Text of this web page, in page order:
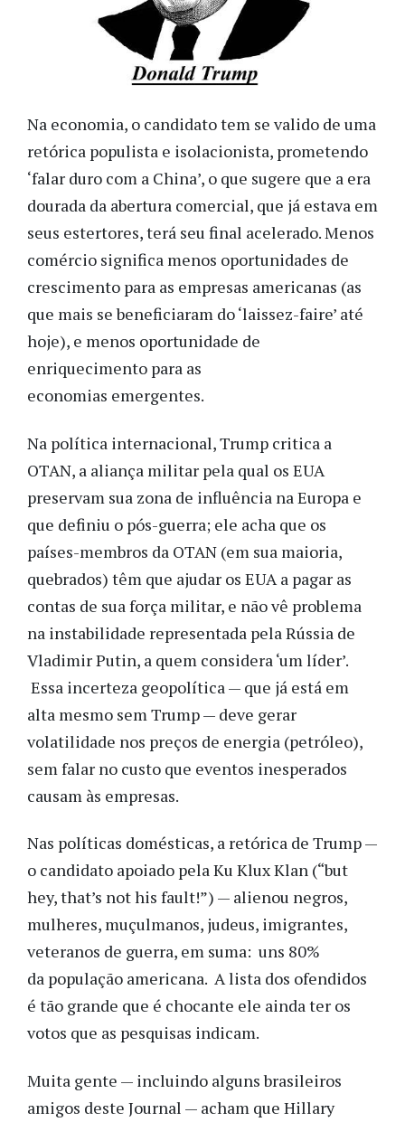
Na economia, o candidato tem se valido de uma
retórica populista e isolacionista, prometendo
‘falar duro com a China’, o que sugere que a era
dourada da abertura comercial, que já estava em
seus estertores, terá seu final acelerado. Menos
comércio significa menos oportunidades de
crescimento para as empresas americanas (as
que mais se beneficiaram do ‘laissez-faire’ até
hoje), e menos oportunidade de
enriquecimento para as
economias emergentes.
Na política internacional, Trump critica a
OTAN, a aliança militar pela qual os EUA
preservam sua zona de influência na Europa e
que definiu o pós-guerra; ele acha que os
países-membros da OTAN (em sua maioria,
quebrados) têm que ajudar os EUA a pagar as
contas de sua força militar, e não vê problema
na instabilidade representada pela Rússia de
Vladimir Putin, a quem considera ‘um líder’.
Essa incerteza geopolítica — que já está em
alta mesmo sem Trump — deve gerar
volatilidade nos preços de energia (petróleo),
sem falar no custo que eventos inesperados
causam às empresas.
Nas políticas domésticas, a retórica de Trump —
o candidato apoiado pela Ku Klux Klan (“but
hey, that’s not his fault!”) — alienou negros,
mulheres, muçulmanos, judeus, imigrantes,
veteranos de guerra, em suma: uns 80%
da população americana. A lista dos ofendidos
é tão grande que é chocante ele ainda ter os
votos que as pesquisas indicam.
Muita gente — incluindo alguns brasileiros
amigos deste Journal — acham que Hillary